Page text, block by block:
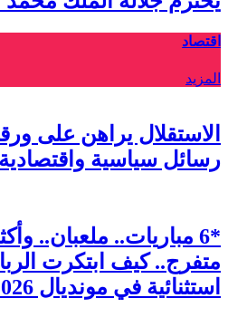
اقتصاد
المزيد
الاستقلال يراهن على
رسائل سياسية
متفرج.. كيف ابتكرت
استثنائية في مونديال 2026*